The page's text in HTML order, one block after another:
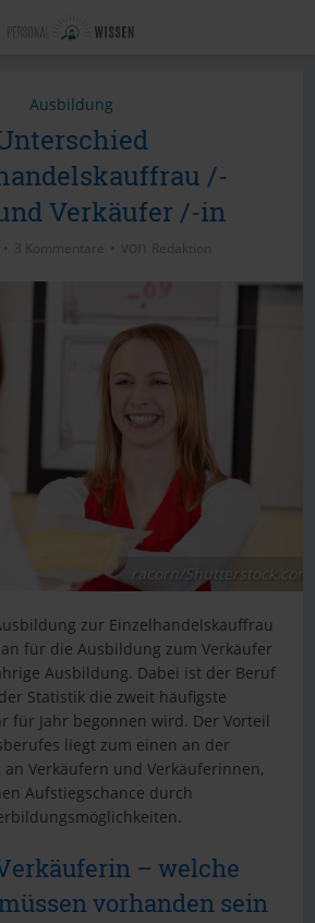
Ausbildung
/-
Verkäufer /-in
3 Kommentare von Redaktion
racorn/Shutterstock.com
zur Einzelhandelskauffrau
für die Ausbildung zum Verkäufer
Ausbildung. Dabei ist der Beruf
Statistik die zweit häufigste
für Jahr begonnen wird. Der Vorteil
liegt zum einen an der
Verkäufern und Verkäuferinnen,
Aufstiegschance durch
– welche
vorhanden sein